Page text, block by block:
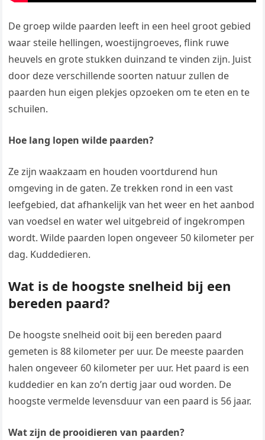
De groep wilde paarden leeft in een heel groot gebied
waar steile hellingen, woestijngroeves, flink ruwe
heuvels en grote stukken duinzand te vinden zijn. Juist
door deze verschillende soorten natuur zullen de
paarden hun eigen plekjes opzoeken om te eten en te
schuilen.
Hoe lang lopen wilde paarden?
Ze zijn waakzaam en houden voortdurend hun
omgeving in de gaten. Ze trekken rond in een vast
leefgebied, dat afhankelijk van het weer en het aanbod
van voedsel en water wel uitgebreid of ingekrompen
wordt. Wilde paarden lopen ongeveer 50 kilometer per
dag. Kuddedieren.
Wat is de hoogste snelheid bij een
bereden paard?
De hoogste snelheid ooit bij een bereden paard
gemeten is 88 kilometer per uur. De meeste paarden
halen ongeveer 60 kilometer per uur. Het paard is een
kuddedier en kan zo’n dertig jaar oud worden. De
hoogste vermelde levensduur van een paard is 56 jaar.
Wat zijn de prooidieren van paarden?